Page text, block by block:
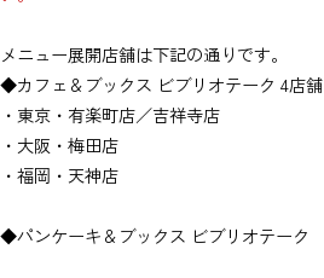
メニュー展開店舗は下記の通りです。
◆カフェ＆ブックス ビブリオテーク 4店舗
・東京・有楽町店／吉祥寺店
・大阪・梅田店
・福岡・天神店
◆パンケーキ＆ブックス ビブリオテーク